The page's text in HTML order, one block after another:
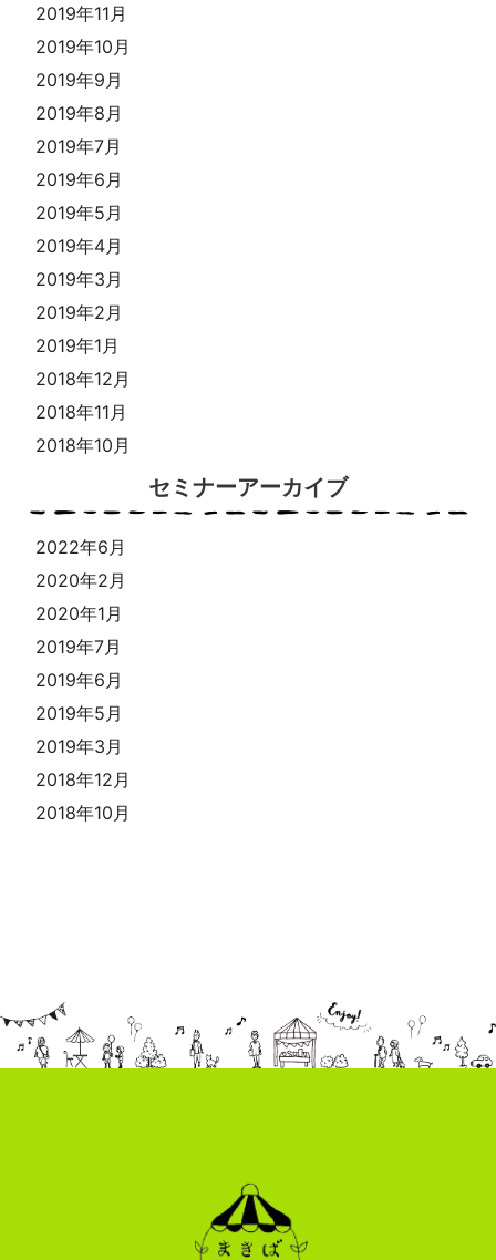
2019年11月
2019年10月
2019年9月
2019年8月
2019年7月
2019年6月
2019年5月
2019年4月
2019年3月
2019年2月
2019年1月
2018年12月
2018年11月
2018年10月
セミナーアーカイブ
2022年6月
2020年2月
2020年1月
2019年7月
2019年6月
2019年5月
2019年3月
2018年12月
2018年10月